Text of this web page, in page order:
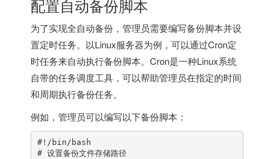
配置自动备份脚本
为了实现全自动备份，管理员需要编写备份脚本并设
置定时任务。以Linux服务器为例，可以通过Cron定
时任务来自动执行备份脚本。Cron是一种Linux系统
自带的任务调度工具，可以帮助管理员在指定的时间
和周期执行备份任务。
例如，管理员可以编写以下备份脚本：
#!/bin/bash
# 设置备份文件存储路径